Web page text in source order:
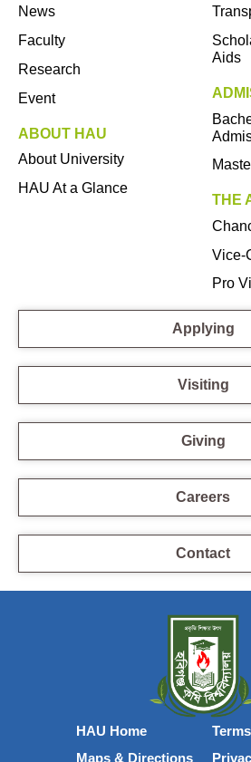
News
Faculty
Research
Event
ABOUT HAU
About University
HAU At a Glance
Aids
THE
Vice-
Pro
Applying
Visiting
Giving
Careers
Contact
HAU Home
Maps & Directions